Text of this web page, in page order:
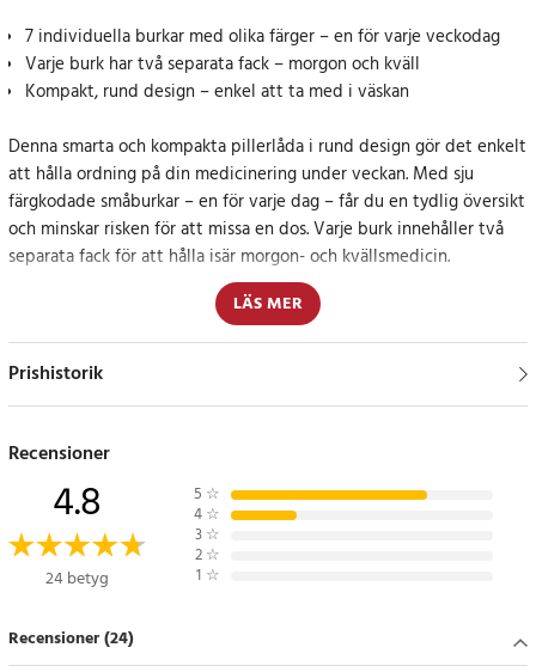
7 individuella burkar med olika färger – en för varje veckodag
Varje burk har två separata fack – morgon och kväll
Kompakt, rund design – enkel att ta med i väskan
Denna smarta och kompakta pillerlåda i rund design gör det enkelt
att hålla ordning på din medicinering under veckan. Med sju
färgkodade småburkar – en för varje dag – får du en tydlig översikt
och minskar risken för att missa en dos. Varje burk innehåller två
separata fack för att hålla isär morgon- och kvällsmedicin.
Det smidiga formatet gör att doseringslådan är lätt att bära med
sig i väskan, på resan eller i jackfickan. Perfekt för dig som vill
förenkla din medicinhantering – oavsett om det gäller
Ökad kontroll och enkelhet i vardagen
Genom att fördela medicinen i förväg undviker du förvirring och
dubbelintag. Du ser snabbt vilken dag du är på och om du redan
tagit dina tabletter.
LÄS MER
Prishistorik
Recensioner
4.8
24 betyg
5 ☆
4 ☆
3 ☆
2 ☆
1 ☆
Recensioner (24)